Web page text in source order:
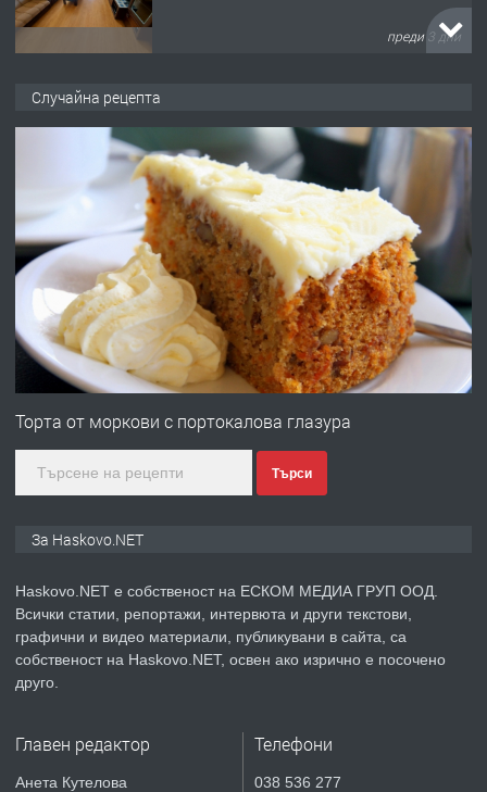
преди 3 дни
АПАРТАМЕНТ В ЦЕНТЪРА НА ГР.
ХАСКОВО
преди 4 дни
ПРЕДЛАГА Давам гараж под наем
преди 4 дни
ПРЕДЛАГА
№4120 Магазин/Офис под наем в кв.
градската градина!
преди 5 дни
ПРЕДЛАГА
Продавам парцел в гр. Хасково кв.
Случайна рецепта
Торта от моркови с портокалова глазура
Търси
За Haskovo.NET
Haskovo.NET е собственост на ЕСКОМ МЕДИА ГРУП ООД.
Всички статии, репортажи, интервюта и други текстови,
графични и видео материали, публикувани в сайта, са
собственост на Haskovo.NET, освен ако изрично е посочено
друго.
Главен редактор
Анета Кутелова
Телефони
038 536 277